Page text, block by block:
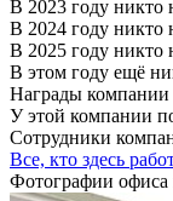
В 2023 году никто
В 2024 году никто
В 2025 году никто
В этом году ещё
Награды компании
У этой компании
Сотрудники
Все, кто здесь
Фотографии офиса